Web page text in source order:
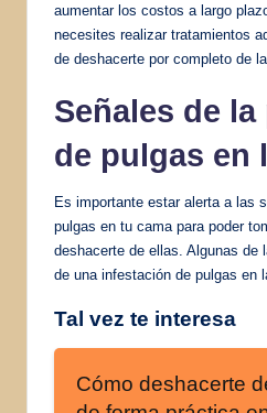
aumentar los costos a largo
necesites realizar tratamientos
de deshacerte por completo de
Señales de
de pulgas en
Es importante estar alerta a las
pulgas en tu cama para poder
deshacerte de ellas. Algunas de
de una infestación de pulgas en
Tal vez te interesa
Cómo deshacerte